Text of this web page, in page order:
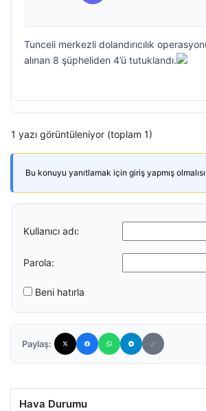
Tunceli merkezli dolandırıcılık
alınan 8 şüpheliden 4’ü tutuklandı.
1 yazı görüntüleniyor (toplam 1)
Bu konuyu yanıtlamak için giriş yapmış
Kullanıcı adı:
Parola:
Beni hatırla
Paylaş:
Hava Durumu